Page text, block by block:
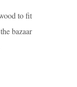
to fit
bazaar